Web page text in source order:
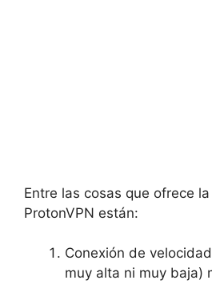
Entre las cosas que ofrece
ProtonVPN están:
Conexión de
muy alta ni muy baja)